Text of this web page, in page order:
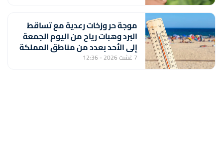
موجة حر وزخات رعدية مع تساقط
البرد وهبات رياح من اليوم الجمعة
إلى الأحد بعدد من مناطق المملكة
(نشرة إنذارية)
7 غشت 2026 - 12:36